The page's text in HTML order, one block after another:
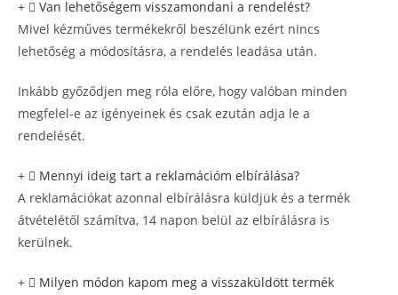
Van lehetőségem visszamondani a rendelést?
Mivel kézműves termékekről beszélünk ezért nincs
lehetőség a módosításra, a rendelés leadása után.
Inkább győződjen meg róla előre, hogy valóban minden
megfelel-e az igényeinek és csak ezután adja le a
rendelését.
Mennyi ideig tart a reklamációm elbírálása?
A reklamációkat azonnal elbírálásra küldjük és a termék
átvételétől számítva, 14 napon belül az elbírálásra is
kerülnek.
Milyen módon kapom meg a visszaküldött termék